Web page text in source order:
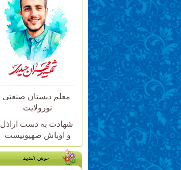
معلم دبستان صنعتی
نورولایت
شهادت به دست اراذل
و اوباش صهیونیست
خوش آمدید